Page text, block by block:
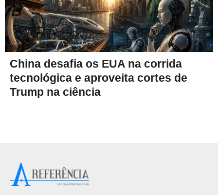
China desafia os EUA na corrida
tecnológica e aproveita cortes de
Trump na ciência